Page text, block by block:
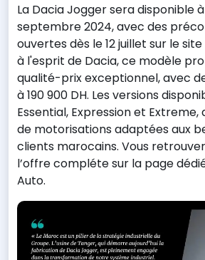
La Dacia Jogger sera disponible
septembre 2024, avec des
ouvertes dès le 12 juillet sur le
à l'esprit de Dacia, ce modèle
qualité-prix exceptionnel, avec
à 190 900 DH. Les versions
Essential, Expression et
de motorisations adaptées aux
clients marocains. Vous
l’offre compléte sur la page
Auto.